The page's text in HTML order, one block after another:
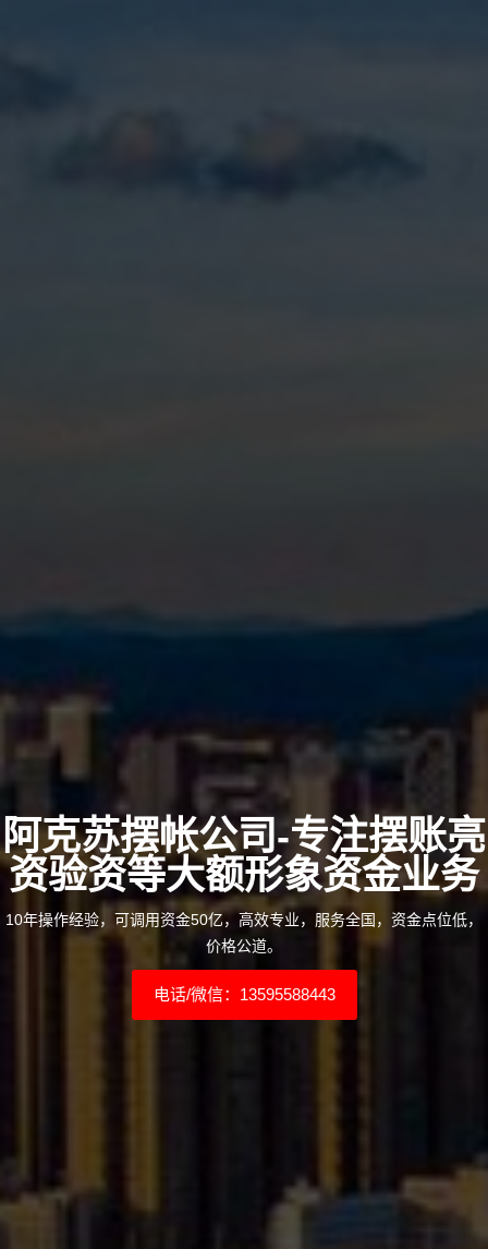
阿克苏摆帐公司-专注摆账亮
资验资等大额形象资金业务
10年操作经验，可调用资金50亿，高效专业，服务全国，资金点位低，
价格公道。
电话/微信：13595588443